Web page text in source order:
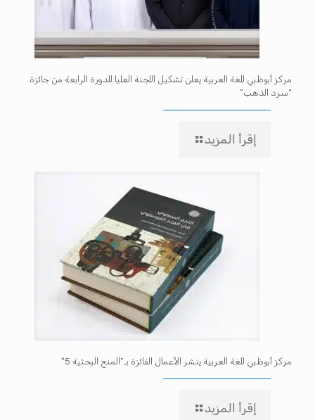
مركز أبوظبي للغة العربية يعلن تشكيل اللجنة العليا للدورة الرابعة من جائزة
“سرد الذهب”
إقرأ المزيد
مركز أبوظبي للغة العربية ينشر الأعمال الفائزة بـ”المنح البحثية 5″
إقرأ المزيد